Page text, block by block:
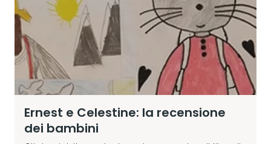
Ernest e Celestine: la recensione
dei bambini